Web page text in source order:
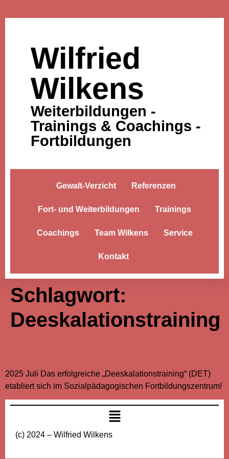
Wilfried
Wilkens
Weiterbildungen -
Trainings & Coachings -
Fortbildungen
Gewalt-Verzicht Referenzen
Fort- und Weiterbildungen Trainings
Coachings Team Wilkens Service
Kontakt
Schlagwort:
Deeskalationstraining
2025 Juli Das erfolgreiche „Deeskalationstraining“ (DET)
etabliert sich im Sozialpädagogischen Fortbildungszentrum!
(c) 2024 – Wilfried Wilkens